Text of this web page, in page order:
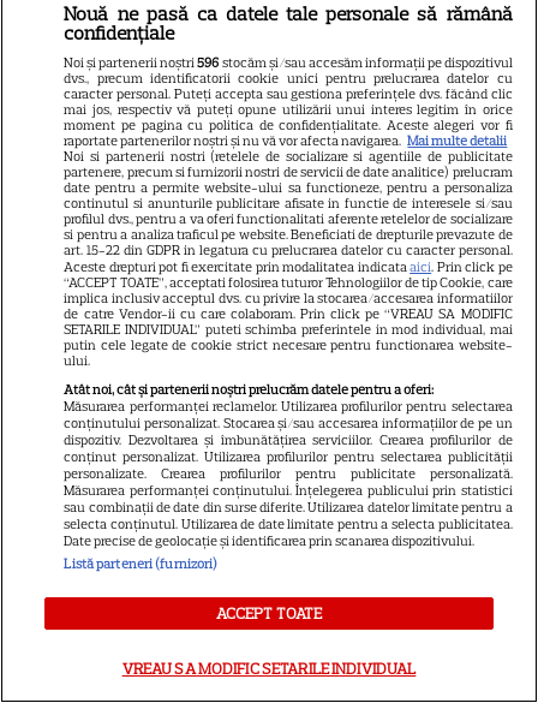
25 de ani de la lansarea
filmului „Stăpânul inelelor:
Frăția Inelului”! Cum a creat
Peter Jackson una dintre cele
mai iubite producții fantasy din
istorie
PRIME VIDEO
Ride or Die pe Prime Video.
Octavia Spencer și Hannah
Waddingham, într-un serial cu
asasini, umor și multă acțiune
7
VEDETE STRĂINE
Lansarea thrillerului SF
„Capătul Străzii Stejar”: Anne
Hathaway și Ewan McGregor,
înfruntare preistorică într-o
suburbie americană
Cum arăta Pământul când
Nouă ne pasă ca datele tale personale să rămână
confidențiale
Noi și partenerii noștri596 stocăm și/sau accesăm informații pe dispozitivul
dvs., precum identificatorii cookie unici pentru prelucrarea datelor cu
caracter personal. Puteți accepta sau gestiona preferințele dvs. făcând clic
mai jos, respectiv vă puteți opune utilizării unui interes legitim în orice
moment pe pagina cu politica de confidențialitate. Aceste alegeri vor fi
raportate partenerilor noștri și nu vă vor afecta navigarea. Mai multe detalii
Noi si partenerii nostri (retelele de socializare si agentiile de publicitate
partenere, precum si furnizorii nostri de servicii de date analitice) prelucram
date pentru a permite website-ului sa functioneze, pentru a personaliza
continutul si anunturile publicitare afisate in functie de interesele si/sau
profilul dvs., pentru a va oferi functionalitati aferente retelelor de socializare
si pentru a analiza traficul pe website. Beneficiati de drepturile prevazute de
art. 15-22 din GDPR in legatura cu prelucrarea datelor cu caracter personal.
Aceste drepturi pot fi exercitate prin modalitatea indicataaici. Prin click pe
“ACCEPT TOATE”, acceptati folosirea tuturor Tehnologiilor de tip Cookie, care
implica inclusiv acceptul dvs. cu privire la stocarea/accesarea informatiilor
de catre Vendor-ii cu care colaboram. Prin click pe “VREAU SA MODIFIC
SETARILE INDIVIDUAL” puteti schimba preferintele in mod individual, mai
putin cele legate de cookie strict necesare pentru functionarea website-
ului.
Atât noi, cât și partenerii noștri prelucrăm datele pentru a oferi:
Măsurarea performanței reclamelor. Utilizarea profilurilor pentru selectarea
conținutului personalizat. Stocarea și/sau accesarea informațiilor de pe un
dispozitiv. Dezvoltarea și îmbunătățirea serviciilor. Crearea profilurilor de
conținut personalizat. Utilizarea profilurilor pentru selectarea publicității
personalizate. Crearea profilurilor pentru publicitate personalizată.
Măsurarea performanței conținutului. Înțelegerea publicului prin statistici
sau combinații de date din surse diferite. Utilizarea datelor limitate pentru a
selecta conținutul. Utilizarea de date limitate pentru a selecta publicitatea.
Date precise de geolocație și identificarea prin scanarea dispozitivului.
Listă parteneri (furnizori)
ACCEPT TOATE
VREAU SA MODIFIC SETARILE INDIVIDUAL